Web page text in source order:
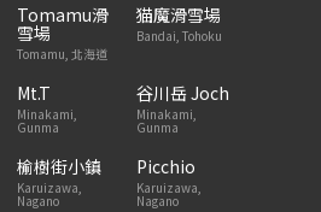
Tomamu滑
雪場
Tomamu, 北海道
猫魔滑雪場
Bandai, Tohoku
Mt.T
Minakami,
Gunma
谷川岳 Joch
Minakami,
Gunma
榆樹街小鎮
Karuizawa,
Nagano
Picchio
Karuizawa,
Nagano